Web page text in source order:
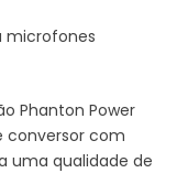
microfones
Phanton Power
conversor com
uma qualidade de